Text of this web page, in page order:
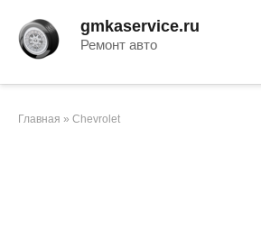
контенту
gmkaservice.ru
Ремонт авто
Главная » Chevrolet